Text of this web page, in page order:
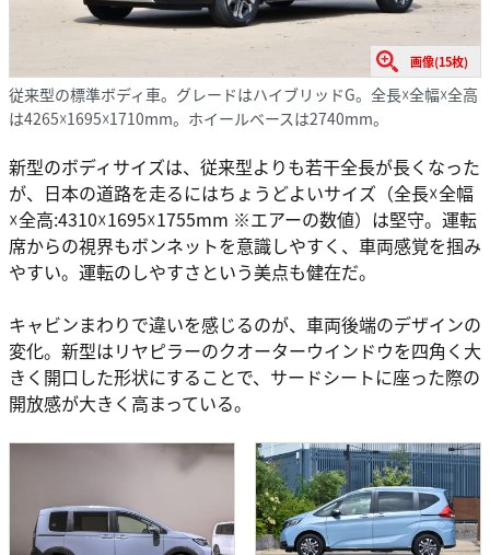
画像(15枚)
従来型の標準ボディ車。グレードはハイブリッドG。全長☓全幅☓全高
は4265☓1695☓1710mm。ホイールベースは2740mm。
新型のボディサイズは、従来型よりも若干全長が長くなった
が、日本の道路を走るにはちょうどよいサイズ（全長☓全幅
☓全高:4310☓1695☓1755mm ※エアーの数値）は堅守。運転
席からの視界もボンネットを意識しやすく、車両感覚を掴み
やすい。運転のしやすさという美点も健在だ。
キャビンまわりで違いを感じるのが、車両後端のデザインの
変化。新型はリヤピラーのクオーターウインドウを四角く大
きく開口した形状にすることで、サードシートに座った際の
開放感が大きく高まっている。